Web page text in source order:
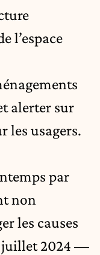
l’espace
alerter sur
les usagers.
par
non
les causes
juillet 2024 —